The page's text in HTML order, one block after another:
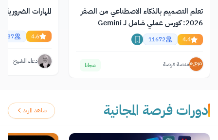
تعلم التصميم بالذكاء الاصطناعي من الصفر
2026: كورس عملي شامل لـ Gemini
وChatGPT وClaude
4.4
11672
منصة فرصة مجانا
المهارات
4.6
دعاء الشيخ
دورات فرصة المجانية شاهد المزيد